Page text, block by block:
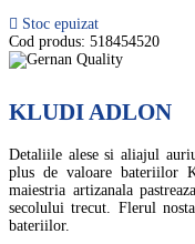
Stoc epuizat
Cod produs: 518454520
KLUDI ADLON
Detaliile alese si aliajul
plus de valoare bateriilor
maiestria artizanala
secolului trecut. Flerul
bateriilor.